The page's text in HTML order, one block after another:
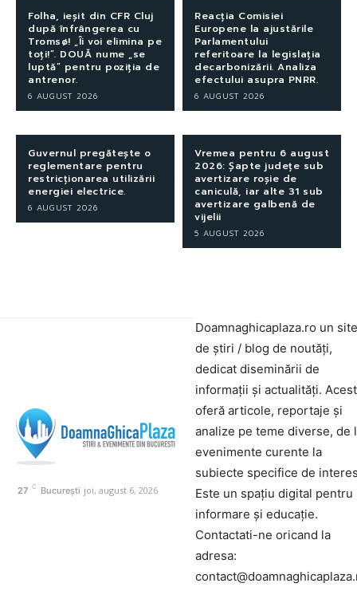
Folha, ieșit din CFR Cluj
după înfrângerea cu
Tromsø! „Îi voi elimina pe
toți!”. DOUĂ nume „se
luptă” pentru poziția de
antrenor.
6 AUGUST 2026
Reacția Comisiei
Europene la ajustările
Parlamentului
referitoare la legislația
decarbonizării. Analiza
efectului asupra PNRR.
6 AUGUST 2026
Guvernul pregătește o
reglementare pentru
restricționarea utilizării
energiei electrice.
6 AUGUST 2026
Vremea pentru 6 august
2026: Șapte județe sub
avertizare roșie de
caniculă, iar alte 31 sub
avertizare galbenă de
vijelii
5 AUGUST 2026
27 C București joi, august 6, 2026
Doamnaghicaplaza.ro un site
de știri / blog de noutăți,
dedicat diseminării de
informații și actualități.
oferă articole, reportaje și
analize pe teme diverse, de
evenimente curente la
subiecte specifice de
Este un spațiu digital pentru
informare și educație.
Contactati-ne oricand la
adresa: